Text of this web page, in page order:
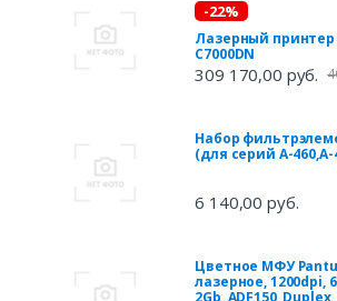
-22%
Лазерный
C7000DN
309 170,00 руб.
Набор
(для серий A-460,A-
6 140,00 руб.
Цветное МФУ
лазерное, 1200dpi,
2Gb, ADF150,